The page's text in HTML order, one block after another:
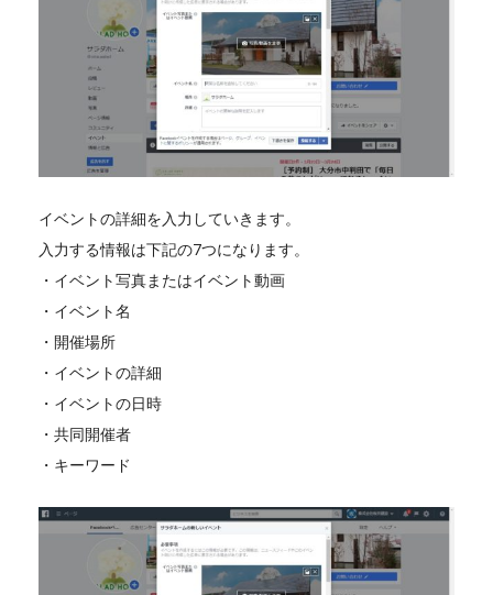
イベントの詳細を入力していきます。
入力する情報は下記の7つになります。
・イベント写真またはイベント動画
・イベント名
・開催場所
・イベントの詳細
・イベントの日時
・共同開催者
・キーワード